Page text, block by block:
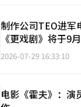
制作公司TEO进军
《更戏剧》将于9
2026-07-29 16:33:10
电影《霍夫》：演